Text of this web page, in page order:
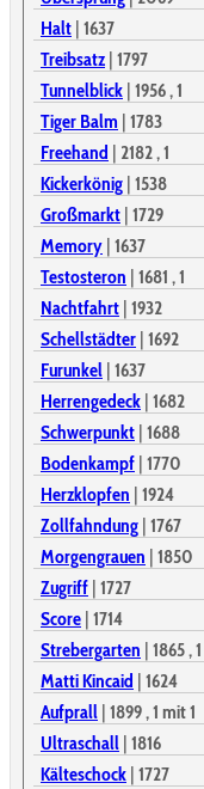
Halt | 1637
Treibsatz | 1797
Tunnelblick | 1956, 1
Tiger Balm | 1783
Freehand | 2182, 1
Kickerkönig | 1538
Großmarkt | 1729
Memory | 1637
Testosteron | 1681 , 1
Nachtfahrt | 1932
Schellstädter | 1692
Furunkel | 1637
Herrengedeck | 1682
Schwerpunkt | 1688
Bodenkampf | 1770
Herzklopfen | 1924
Zollfahndung | 1767
Morgengrauen | 1850
Zugriff | 1727
Score | 1714
Strebergarten | 1865, 1
Matti Kincaid | 1624
Aufprall | 1899, 1 mit 1
Ultraschall | 1816
Kälteschock | 1727